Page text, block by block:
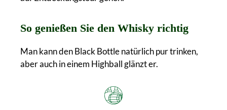
So genießen Sie den Whisky richtig
Man kann den Black Bottle natürlich pur trinken,
aber auch in einem Highball glänzt er.